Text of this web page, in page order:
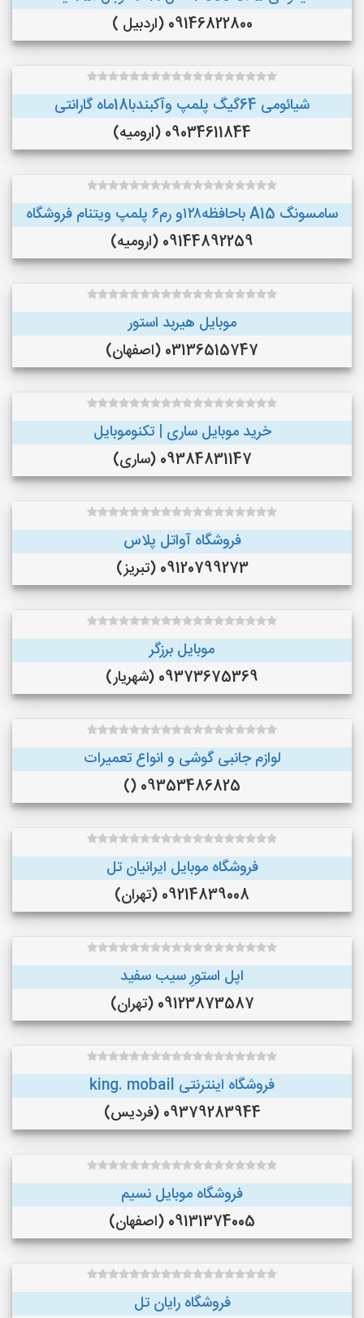
09146822800 (اردبیل )
شیائومی 64گیگ پلمپ وآکبندبا18ماه گارانتی
09034611844 (ارومیه)
سامسونگ A15 باحافظه۱۲۸و رم۶ پلمپ ویتنام فروشگاه
09144892259 (ارومیه)
موبایل هیربد استور
03136515747 (اصفهان)
خرید موبایل ساری | تکنوموبایل
09384831147 (ساری)
فروشگاه آواتل پلاس
09120799273 (تبریز)
موبایل برزگر
09373675369 (شهریار)
لوازم جانبی گوشی و انواع تعمیرات
09353486825 ()
فروشگاه موبایل ایرانیان تل
09214839008 (تهران)
اپل استورِ سیب سفید
09123873587 (تهران)
فروشگاه اینترنتی king. mobail
09379283944 (فردیس)
فروشگاه موبایل نسیم
09131374005 (اصفهان)
فروشگاه رایان تل